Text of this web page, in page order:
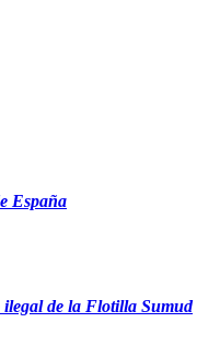
España
ilegal de la Flotilla Sumud